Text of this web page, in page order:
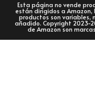
Esta página no vende
están dirigidos a Amazon,
productos son variables,
añadido. Copyright 2023-
de Amazon son